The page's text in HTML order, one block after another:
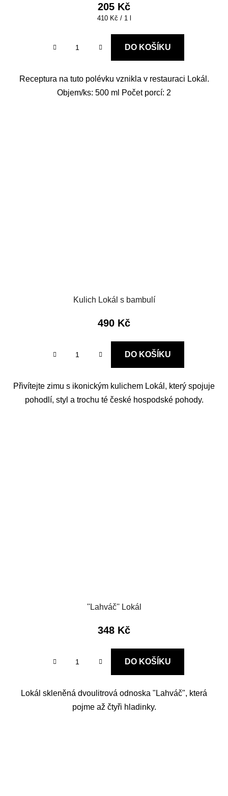
205 Kč
Měrná
410 Kč / 1 l
DO KOŠÍKU
Receptura na tuto polévku vznikla v restauraci Lokál.
Objem/ks: 500 ml Počet porcí: 2
Kulich Lokál s bambulí
490 Kč
DO KOŠÍKU
Přivítejte zimu s ikonickým kulichem Lokál, který spojuje
pohodlí, styl a trochu té české hospodské pohody.
''Lahváč'' Lokál
348 Kč
DO KOŠÍKU
Lokál skleněná dvoulitrová odnoska "Lahváč", která
pojme až čtyři hladinky.